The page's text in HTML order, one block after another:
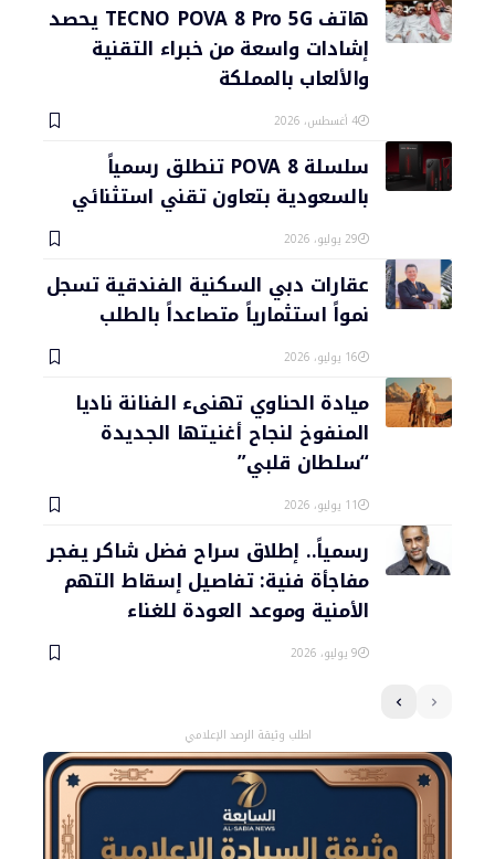
هاتف TECNO POVA 8 Pro 5G يحصد
إشادات واسعة من خبراء التقنية
والألعاب بالمملكة
4 أغسطس، 2026
سلسلة POVA 8 تنطلق رسمياً
بالسعودية بتعاون تقني استثنائي
29 يوليو، 2026
عقارات دبي السكنية الفندقية تسجل
نمواً استثمارياً متصاعداً بالطلب
16 يوليو، 2026
ميادة الحناوي تهنىء الفنانة ناديا
المنفوخ لنجاح أغنيتها الجديدة
“سلطان قلبي”
11 يوليو، 2026
رسمياً.. إطلاق سراح فضل شاكر يفجر
مفاجأة فنية: تفاصيل إسقاط التهم
الأمنية وموعد العودة للغناء
9 يوليو، 2026
اطلب وثيقة الرصد الإعلامي